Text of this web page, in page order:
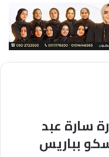
سارة عبد
بباريس